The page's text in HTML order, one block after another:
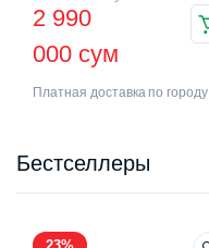
2 990
000 сум
Платная доставка по городу
Бестселлеры
23%